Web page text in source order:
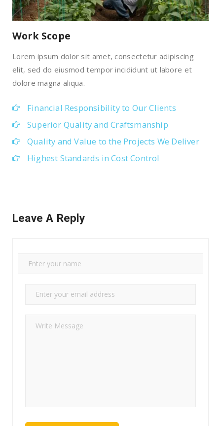
Work Scope
Lorem ipsum dolor sit amet, consectetur adipiscing
elit, sed do eiusmod tempor incididunt ut labore et
dolore magna aliqua.
Financial Responsibility to Our Clients
Superior Quality and Craftsmanship
Quality and Value to the Projects We Deliver
Highest Standards in Cost Control
Leave A Reply